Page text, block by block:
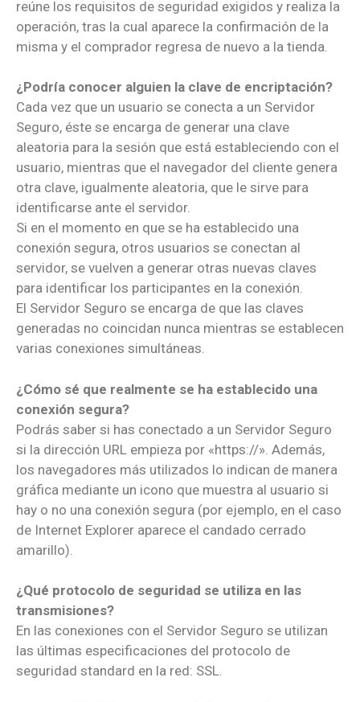
reúne los requisitos de seguridad exigidos y realiza la
operación, tras la cual aparece la confirmación de la
misma y el comprador regresa de nuevo a la tienda.
¿Podría conocer alguien la clave de encriptación?
Cada vez que un usuario se conecta a un Servidor
Seguro, éste se encarga de generar una clave
aleatoria para la sesión que está estableciendo con el
usuario, mientras que el navegador del cliente genera
otra clave, igualmente aleatoria, que le sirve para
identificarse ante el servidor.
Si en el momento en que se ha establecido una
conexión segura, otros usuarios se conectan al
servidor, se vuelven a generar otras nuevas claves
para identificar los participantes en la conexión.
El Servidor Seguro se encarga de que las claves
generadas no coincidan nunca mientras se establecen
varias conexiones simultáneas.
¿Cómo sé que realmente se ha establecido una
conexión segura?
Podrás saber si has conectado a un Servidor Seguro
si la dirección URL empieza por «https://». Además,
los navegadores más utilizados lo indican de manera
gráfica mediante un icono que muestra al usuario si
hay o no una conexión segura (por ejemplo, en el caso
de Internet Explorer aparece el candado cerrado
amarillo).
¿Qué protocolo de seguridad se utiliza en las
transmisiones?
En las conexiones con el Servidor Seguro se utilizan
las últimas especificaciones del protocolo de
seguridad standard en la red: SSL.